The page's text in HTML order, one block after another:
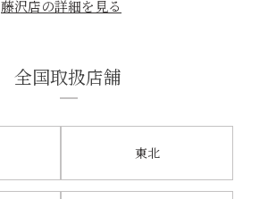
藤沢店の詳細を見る
全国取扱店舗
東北